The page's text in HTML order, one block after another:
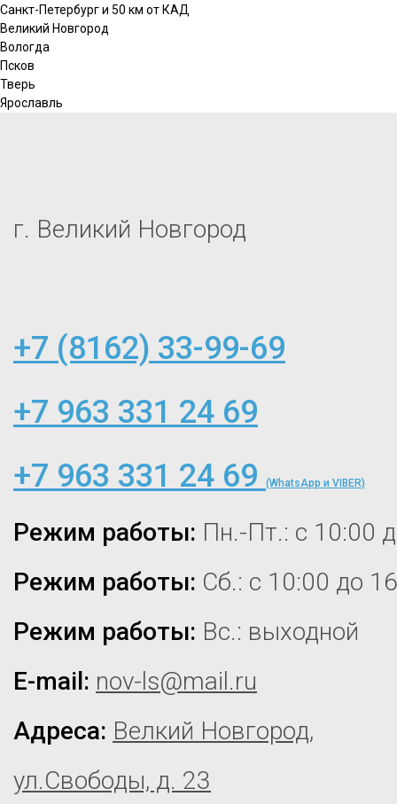
Санкт-Петербург и 50 км от КАД
Великий Новгород
Вологда
Псков
Тверь
Ярославль
г. Великий Новгород
+7 (8162) 33-99-69
+7 963 331 24 69
+7 963 331 24 69
(WhatsApp и VIBER)
Режим работы: Пн.-Пт.: с 10:00
Режим работы: Сб.: с 10:00 до
Режим работы: Вс.: выходной
E-mail: nov-ls@mail.ru
Адреса: Велкий Новгород,
ул.Свободы, д. 23